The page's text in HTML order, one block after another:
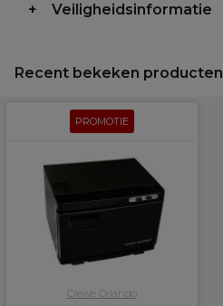
Veiligheidsinformatie
Recent bekeken producten
PROMOTIE
Crewe Orlando